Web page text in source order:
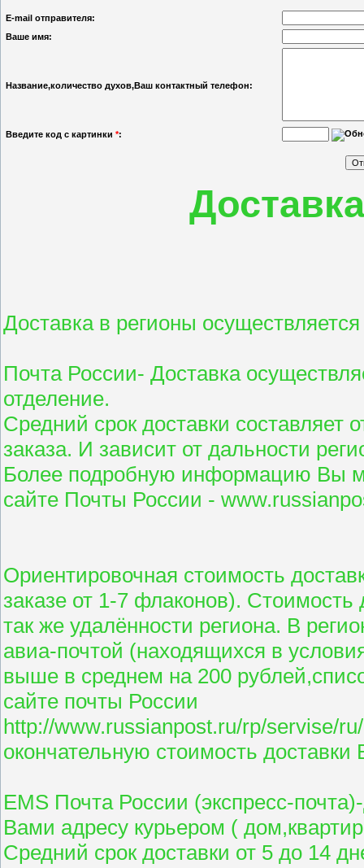
E-mail отправителя:
Ваше имя:
Название,количество духов,Ваш контактный телефон:
Введите код с картинки *:
Доставка в регионы
Почта России- Доставка
отделение.
Средний срок доставки составляет
заказа. И зависит от дальности
Более подробную информацию Вы
сайте Почты России -
Ориентировочная стоимость
заказе от 1-7 флаконов).
так же удалённости региона. В
авиа-почтой (находящихся в
выше в среднем на 200
сайте почты России
http://www.russianpost.ru/rp/servise/
окончательную стоимость
EMS Почта России (экспресс-
Вами адресу курьером (
Средний срок доставки от 5 до 14